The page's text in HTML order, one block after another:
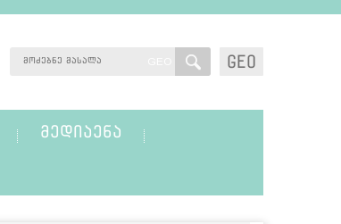
GEO
ᲛᲔᲓᲘᲐᲔᲜᲐ